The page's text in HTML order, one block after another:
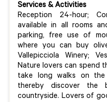
Services & Activities
Reception 24-hour;
available in all rooms
parking, free use of
where you can buy
Vallepicciola Winery;
Nature lovers can spend
take long walks on
thereby discover the
countryside. Lovers of